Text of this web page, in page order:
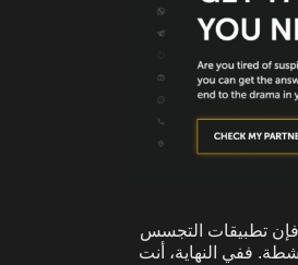
فإن تطبيقات التجسس
ففي النهاية، أنت